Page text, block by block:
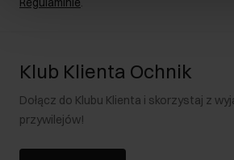
Klub Klienta Ochnik
Dołącz do Klubu Klienta i skorzystaj z
przywilejów!